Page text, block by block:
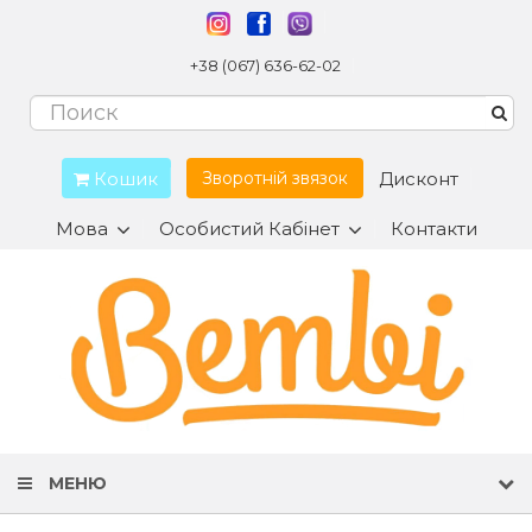
+38 (067) 636-62-02
Кошик Зворотній звязок Дисконт
Мова Особистий Кабінет Контакти
МЕНЮ